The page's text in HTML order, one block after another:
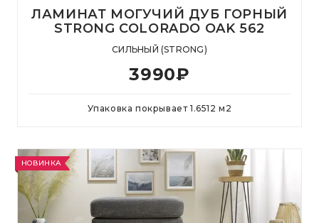
ЛАМИНАТ МОГУЧИЙ ДУБ ГОРНЫЙ
STRONG COLORADO OAK 562
СИЛЬНЫЙ (STRONG)
3990₽
Упаковка покрывает 1.6512 м 2
НОВИНКА